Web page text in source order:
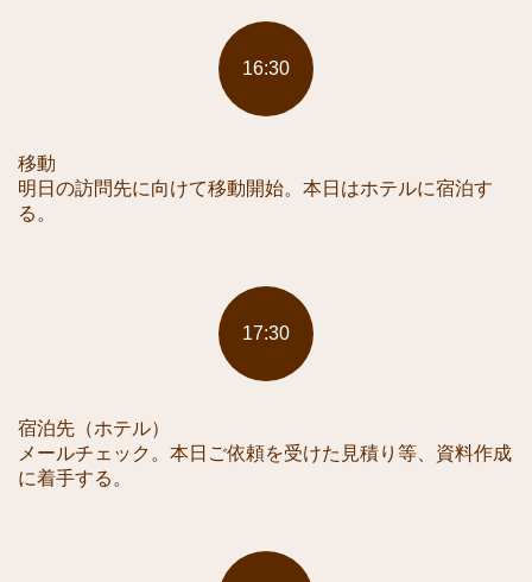
16:30
移動
明日の訪問先に向けて移動開始。本日はホテルに宿泊す
る。
17:30
宿泊先（ホテル）
メールチェック。本日ご依頼を受けた見積り等、資料作成
に着手する。